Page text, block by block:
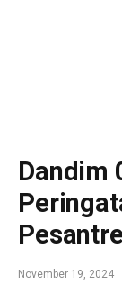
Dandim
November 19, 2024